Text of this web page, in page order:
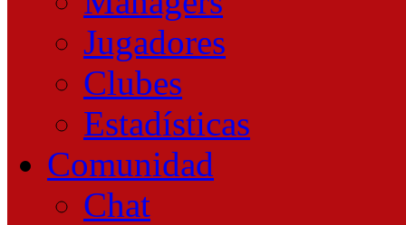
Jugadores
Clubes
Estadísticas
Comunidad
Chat